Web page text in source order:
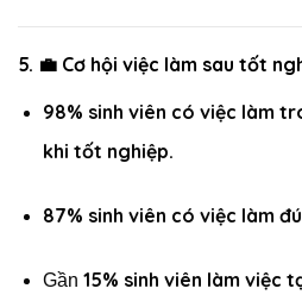
5. 💼 Cơ hội việc làm sau tốt
98% sinh viên có việc làm
khi tốt nghiệp.
87% sinh viên có việc làm
Gần 15% sinh viên làm việc